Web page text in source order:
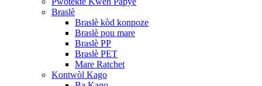
Braslè
Braslè kòd konpoze
Braslè pou mare
Braslè PP
Braslè PET
Mare Ratchet
Kontwòl Kago